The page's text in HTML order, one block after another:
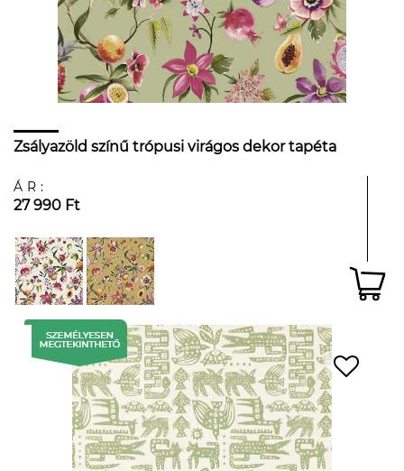
Zsályazöld színű trópusi virágos dekor tapéta
ÁR:
27 990 Ft